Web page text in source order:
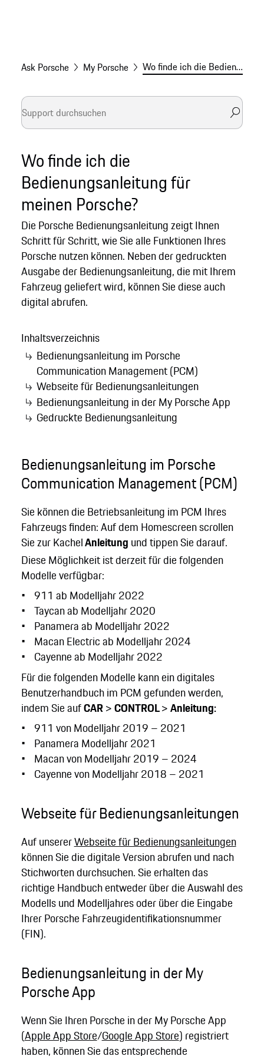
Ask Porsche My Porsche Wo finde ich die Bedienungsanleitung für meinen Porsche?
Wo finde ich die
Bedienungsanleitung für
meinen Porsche?
Die Porsche Bedienungsanleitung zeigt Ihnen
Schritt für Schritt, wie Sie alle Funktionen Ihres
Porsche nutzen können. Neben der gedruckten
Ausgabe der Bedienungsanleitung, die mit Ihrem
Fahrzeug geliefert wird, können Sie diese auch
digital abrufen.
Inhaltsverzeichnis
Bedienungsanleitung im Porsche
Communication Management (PCM)
Webseite für Bedienungsanleitungen
Bedienungsanleitung in der My Porsche App
Gedruckte Bedienungsanleitung
Bedienungsanleitung im Porsche
Communication Management (PCM)
Sie können die Betriebsanleitung im PCM Ihres
Fahrzeugs finden: Auf dem Homescreen scrollen
Sie zur KachelAnleitung und tippen Sie darauf.
Diese Möglichkeit ist derzeit für die folgenden
Modelle verfügbar:
911 ab Modelljahr 2022
Taycan ab Modelljahr 2020
Panamera ab Modelljahr 2022
Macan Electric ab Modelljahr 2024
Cayenne ab Modelljahr 2022
Für die folgenden Modelle kann ein digitales
Benutzerhandbuch im PCM gefunden werden,
indem Sie aufCAR>CONTROL>Anleitung:
911 von Modelljahr 2019 – 2021
Panamera Modelljahr 2021
Macan von Modelljahr 2019 – 2024
Cayenne von Modelljahr 2018 – 2021
Webseite für Bedienungsanleitungen
Auf unsererWebseite für Bedienungsanleitungen
können Sie die digitale Version abrufen und nach
Stichworten durchsuchen. Sie erhalten das
richtige Handbuch entweder über die Auswahl des
Modells und Modelljahres oder über die Eingabe
Ihrer Porsche Fahrzeugidentifikationsnummer
(FIN).
Bedienungsanleitung in der My
Porsche App
Wenn Sie Ihren Porsche in der My Porsche App
(Apple App Store/Google App Store) registriert
haben, können Sie das entsprechende